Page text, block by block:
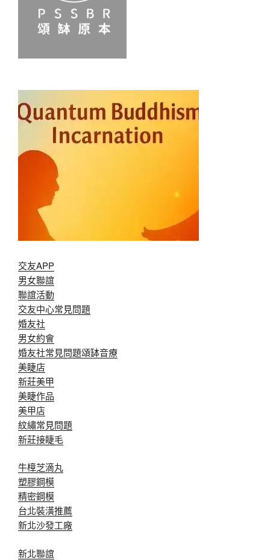
交友APP
男女聯誼
聯誼活動
交友中心常見問題
婚友社
男女約會
婚友社常見問題頌缽音療
美睫店
新莊美甲
美睫作品
美甲店
紋繡常見問題
新莊接睫毛
牛樟芝滴丸
塑膠鋼模
精密鋼模
台北裝潢推薦
新北沙發工廠
新北聯誼